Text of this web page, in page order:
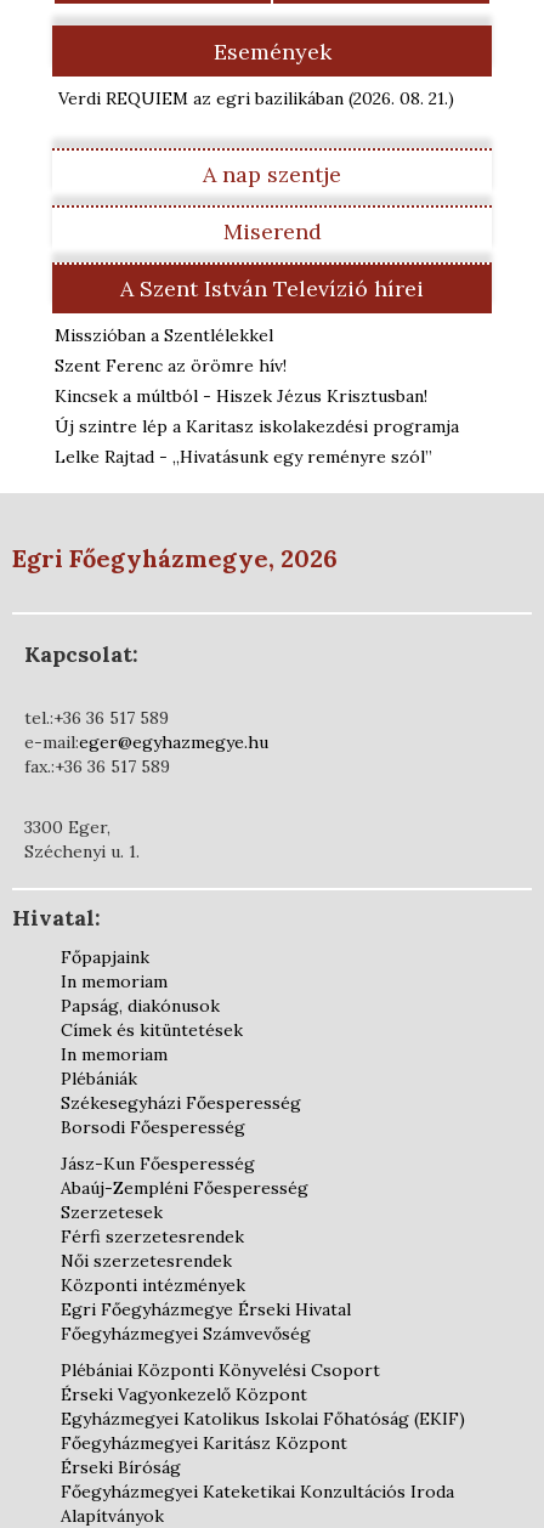
Események
Verdi REQUIEM az egri bazilikában (2026. 08. 21.)
A nap szentje
Miserend
A Szent István Televízió hírei
Misszióban a Szentlélekkel
Szent Ferenc az örömre hív!
Kincsek a múltból - Hiszek Jézus Krisztusban!
Új szintre lép a Karitasz iskolakezdési programja
Lelke Rajtad - „Hivatásunk egy reményre szól”
Egri Főegyházmegye, 2026
Kapcsolat:
tel.:+36 36 517 589
e-mail:eger@egyhazmegye.hu
fax.:+36 36 517 589
3300 Eger,
Széchenyi u. 1.
Hivatal:
Főpapjaink
In memoriam
Papság, diakónusok
Címek és kitüntetések
In memoriam
Plébániák
Székesegyházi Főesperesség
Borsodi Főesperesség
Jász-Kun Főesperesség
Abaúj-Zempléni Főesperesség
Szerzetesek
Férfi szerzetesrendek
Női szerzetesrendek
Központi intézmények
Egri Főegyházmegye Érseki Hivatal
Főegyházmegyei Számvevőség
Plébániai Központi Könyvelési Csoport
Érseki Vagyonkezelő Központ
Egyházmegyei Katolikus Iskolai Főhatóság (EKIF)
Főegyházmegyei Karitász Központ
Érseki Bíróság
Főegyházmegyei Kateketikai Konzultációs Iroda
Alapítványok